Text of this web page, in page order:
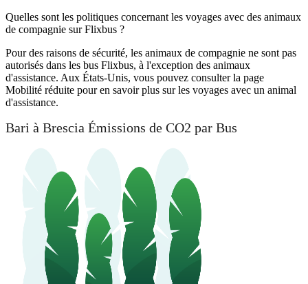
Quelles sont les politiques concernant les voyages avec des animaux
de compagnie sur Flixbus ?
Pour des raisons de sécurité, les animaux de compagnie ne sont pas
autorisés dans les bus Flixbus, à l'exception des animaux
d'assistance. Aux États-Unis, vous pouvez consulter la page
Mobilité réduite pour en savoir plus sur les voyages avec un animal
d'assistance.
Bari à Brescia Émissions de CO2 par Bus